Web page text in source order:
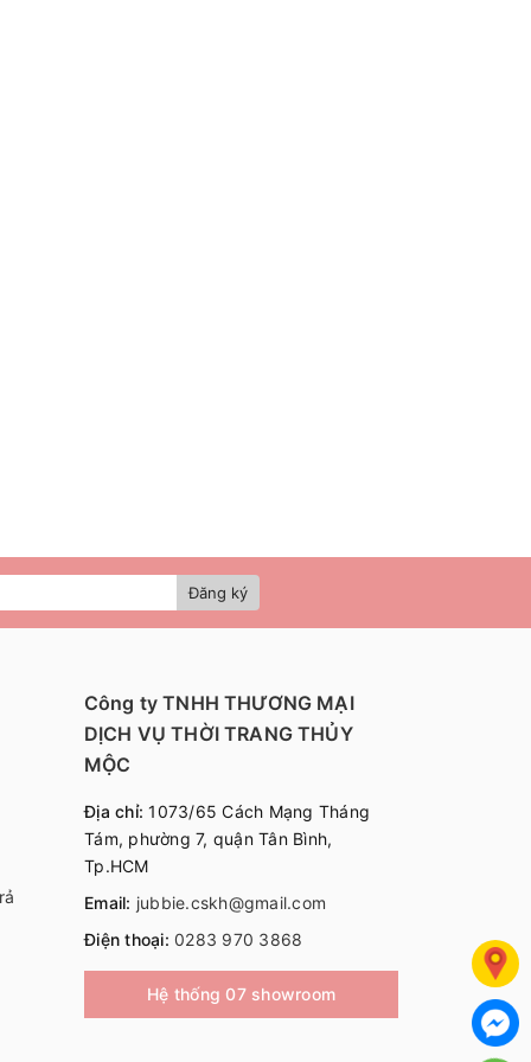
Đăng ký
Công ty TNHH THƯƠNG MẠI
DỊCH VỤ THỜI TRANG THỦY
MỘC
Địa chỉ: 1073/65 Cách Mạng Tháng
Tám, phường 7, quận Tân Bình,
Tp.HCM
Email: jubbie.cskh@gmail.com
Điện thoại: 0283 970 3868
Hệ thống 07 showroom